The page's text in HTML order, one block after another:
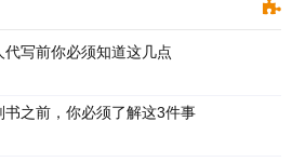
写前你必须知道这几点
之前，你必须了解这3件事